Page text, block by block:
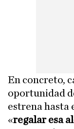
En concreto,
oportunidad
estrena hasta
«regalar esa